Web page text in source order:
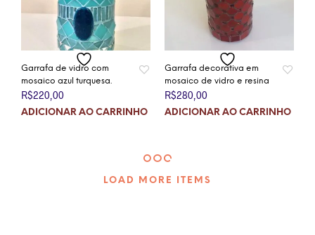
Garrafa de vidro com
mosaico azul turquesa.
R$220,00
ADICIONAR AO CARRINHO
Garrafa decorativa em
mosaico de vidro e resina
R$280,00
ADICIONAR AO CARRINHO
LOAD MORE ITEMS